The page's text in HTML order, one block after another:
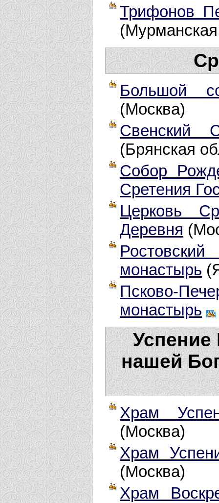
Трифонов
Большой
(Москва)
Свенский
(Брянская
Собор
Сретения
Церковь
Деревня
монастырь
Псково-
монастырь
нашей
Храм
(Москва)
Храм
(Москва)
Храм